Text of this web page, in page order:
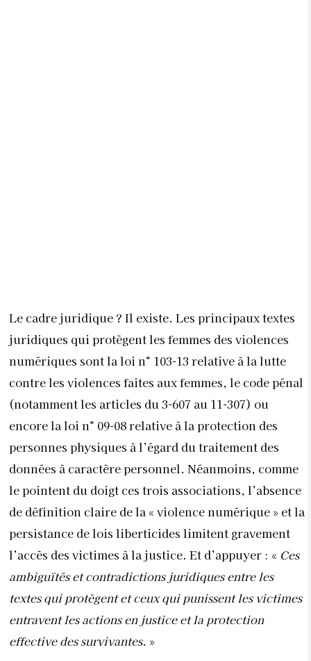
Le cadre juridique ? Il existe. Les principaux textes
juridiques qui protègent les femmes des violences
numériques sont la loi n° 103-13 relative à la lutte
contre les violences faites aux femmes, le code pénal
(notamment les articles du 3-607 au 11-307) ou
encore la loi n° 09-08 relative à la protection des
personnes physiques à l’égard du traitement des
données à caractère personnel. Néanmoins, comme
le pointent du doigt ces trois associations, l’absence
de définition claire de la « violence numérique » et la
persistance de lois liberticides limitent gravement
l’accès des victimes à la justice. Et d’appuyer : « Ces
ambiguïtés et contradictions juridiques entre les
textes qui protègent et ceux qui punissent les victimes
entravent les actions en justice et la protection
effective des survivantes. »